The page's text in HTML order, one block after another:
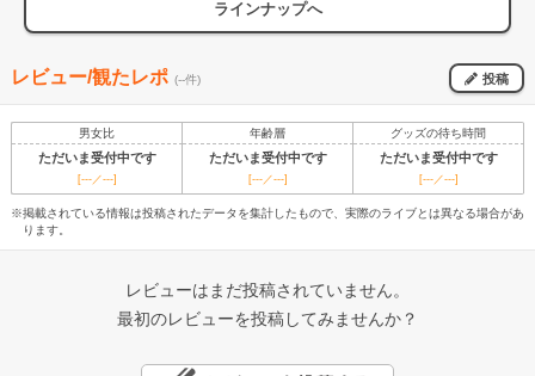
ラインナップへ
レビュー/観たレポ (--件) 投稿
男女比 年齢層 グッズの待ち時間
ただいま受付中です ただいま受付中です ただいま受付中です
[---／---] [---／---] [---／---]
※掲載されている情報は投稿されたデータを集計したもので、実際のライブとは異なる場合があ
ります。
レビューはまだ投稿されていません。
最初のレビューを投稿してみませんか？